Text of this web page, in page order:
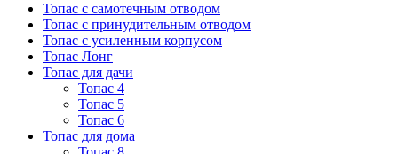
Топас с самотечным отводом
Топас с принудительным отводом
Топас с усиленным корпусом
Топас Лонг
Топас для дачи
Топас 4
Топас 5
Топас 6
Топас для дома